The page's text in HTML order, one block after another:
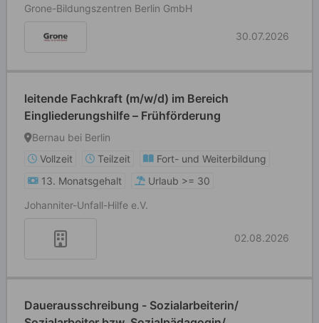
Grone-Bildungszentren Berlin GmbH
30.07.2026
leitende Fachkraft (m/w/d) im Bereich
Eingliederungshilfe – Frühförderung
Bernau bei Berlin
Vollzeit
Teilzeit
Fort- und Weiterbildung
13. Monatsgehalt
Urlaub >= 30
Johanniter-Unfall-Hilfe e.V.
02.08.2026
Dauerausschreibung - Sozialarbeiterin/